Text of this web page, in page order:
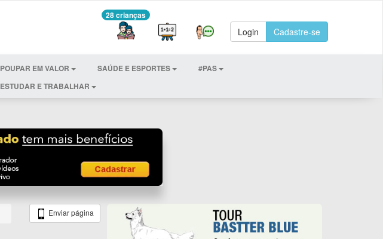
28 crianças
Login Cadastre-se
POUPAR EM VALOR SAÚDE E ESPORTES
#PAS
ESTUDAR E TRABALHAR
Enviar página